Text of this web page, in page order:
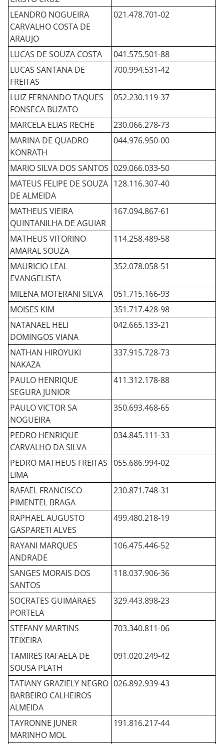
LEANDRO NOGUEIRA
CARVALHO COSTA DE
ARAUJO
021.478.701-02
LUCAS DE SOUZA COSTA
041.575.501-88
LUCAS SANTANA DE
FREITAS
700.994.531-42
LUIZ FERNANDO TAQUES
FONSECA BUZATO
052.230.119-37
MARCELA ELIAS RECHE
230.066.278-73
MARINA DE QUADRO
KONRATH
044.976.950-00
MARIO SILVA DOS SANTOS 029.066.033-50
MATEUS FELIPE DE SOUZA
DE ALMEIDA
128.116.307-40
MATHEUS VIEIRA
QUINTANILHA DE AGUIAR
167.094.867-61
MATHEUS VITORINO
AMARAL SOUZA
114.258.489-58
MAURICIO LEAL
EVANGELISTA
352.078.058-51
MILENA MOTERANI SILVA
051.715.166-93
MOISES KIM
351.717.428-98
NATANAEL HELI
DOMINGOS VIANA
042.665.133-21
NATHAN HIROYUKI
NAKAZA
337.915.728-73
PAULO HENRIQUE
SEGURA JUNIOR
411.312.178-88
PAULO VICTOR SA
NOGUEIRA
350.693.468-65
PEDRO HENRIQUE
CARVALHO DA SILVA
034.845.111-33
PEDRO MATHEUS FREITAS
LIMA
055.686.994-02
RAFAEL FRANCISCO
PIMENTEL BRAGA
230.871.748-31
RAPHAEL AUGUSTO
GASPARETI ALVES
499.480.218-19
RAYANI MARQUES
ANDRADE
106.475.446-52
SANGES MORAIS DOS
SANTOS
118.037.906-36
SOCRATES GUIMARAES
PORTELA
329.443.898-23
STEFANY MARTINS
TEIXEIRA
703.340.811-06
TAMIRES RAFAELA DE
SOUSA PLATH
091.020.249-42
TATIANY GRAZIELY NEGRO
BARBEIRO CALHEIROS
ALMEIDA
026.892.939-43
TAYRONNE JUNER
MARINHO MOL
191.816.217-44